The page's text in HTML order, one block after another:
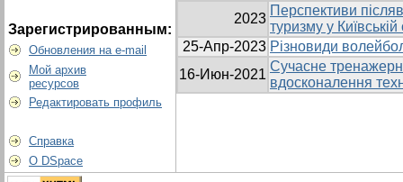
Зарегистрированным:
Обновления на e-mail
Мой архив
ресурсов
Редактировать профиль
Справка
О DSpace
2023
Перспективи
туризму у Київській
25-Апр-2023 Різновиди
16-Июн-2021
Сучасне
вдосконалення